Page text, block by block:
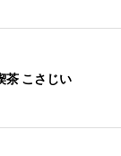
茶 こさじい